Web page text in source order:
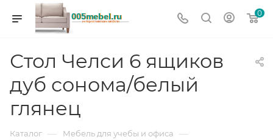
0
Стол Челси 6 ящиков
дуб сонома/белый
глянец
Каталог — Мебель для учебы и офиса —